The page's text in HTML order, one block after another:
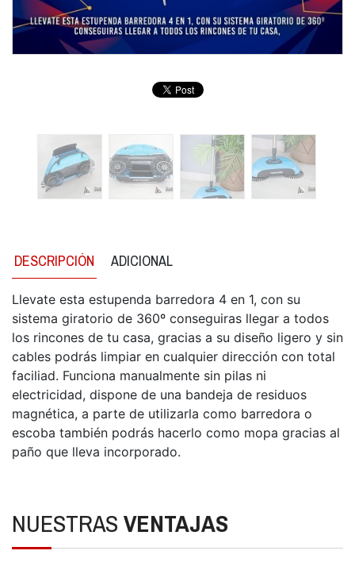
DESCRIPCIÓN ADICIONAL
Llevate esta estupenda barredora 4 en 1, con su
sistema giratorio de 360º conseguiras llegar a todos
los rincones de tu casa, gracias a su diseño ligero y sin
cables podrás limpiar en cualquier dirección con total
faciliad. Funciona manualmente sin pilas ni
electricidad, dispone de una bandeja de residuos
magnética, a parte de utilizarla como barredora o
escoba también podrás hacerlo como mopa gracias al
paño que lleva incorporado.
NUESTRAS VENTAJAS